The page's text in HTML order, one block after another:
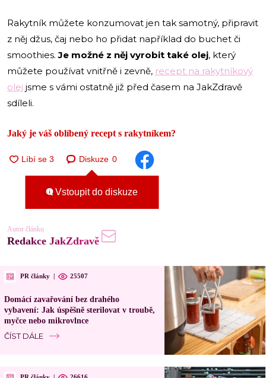
Rakytník můžete konzumovat jen tak samotný, připravit
z něj džus, čaj nebo ho přidat například do buchet či
smoothies.Je možné z něj vyrobit také olej, který
můžete používat vnitřně i zevně, recept na rakytníkový
olej jsme s vámi ostatně již před časem na JakZdravě
sdíleli.
Jaký je váš oblíbený recept s rakytníkem?
Diskuze 0
Vstoupit do diskuze
Autor článku
Redakce JakZdravě
PR články 25507
Domácí zavařování bez drahého
vybavení: Jak úspěšně sterilovat v troubě,
myčce nebo mikrovlnce
ČÍST DÁLE